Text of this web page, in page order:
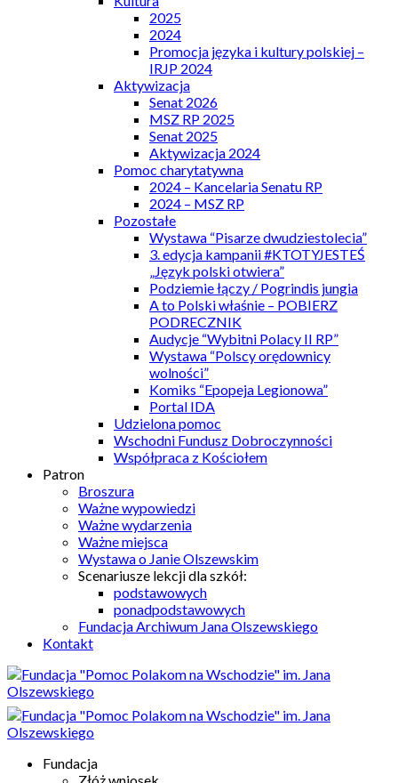
2025
2024
Promocja języka i kultury polskiej –
IRJP 2024
Aktywizacja
Senat 2026
MSZ RP 2025
Senat 2025
Aktywizacja 2024
Pomoc charytatywna
2024 – Kancelaria Senatu RP
2024 – MSZ RP
Pozostałe
Wystawa “Pisarze dwudziestolecia”
3. edycja kampanii #KTOTYJESTEŚ
„Język polski otwiera”
Podziemie łączy / Pogrindis jungia
A to Polski właśnie – POBIERZ
PODRECZNIK
Audycje “Wybitni Polacy II RP”
Wystawa “Polscy orędownicy
wolności”
Komiks “Epopeja Legionowa”
Portal IDA
Udzielona pomoc
Wschodni Fundusz Dobroczynności
Współpraca z Kościołem
Patron
Broszura
Ważne wypowiedzi
Ważne wydarzenia
Ważne miejsca
Wystawa o Janie Olszewskim
Scenariusze lekcji dla szkół:
podstawowych
ponadpodstawowych
Fundacja Archiwum Jana Olszewskiego
Kontakt
Fundacja